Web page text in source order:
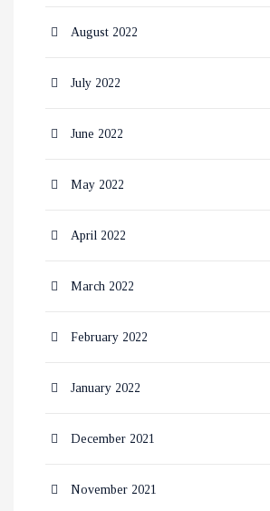
August 2022
July 2022
June 2022
May 2022
April 2022
March 2022
February 2022
January 2022
December 2021
November 2021